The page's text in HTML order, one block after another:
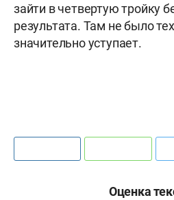
зайти в четвертую тройку
результата. Там не было
значительно уступает.
Оценка